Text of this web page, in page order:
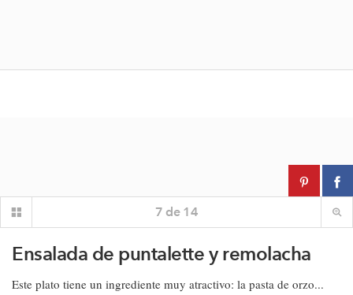
7 de 14
Ensalada de puntalette y remolacha
Este plato tiene un ingrediente muy atractivo: la pasta de orzo...